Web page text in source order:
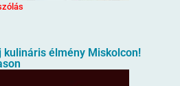
kulináris élmény Miskolcon!